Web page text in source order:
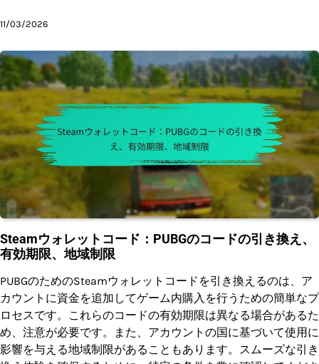
11/03/2026
Steamウォレットコード：PUBGのコードの引き換え、
有効期限、地域制限
PUBGのためのSteamウォレットコードを引き換えるのは、ア
カウントに資金を追加してゲーム内購入を行うための簡単なプ
ロセスです。これらのコードの有効期限は異なる場合があるた
め、注意が必要です。また、アカウントの国に基づいて使用に
影響を与える地域制限があることもあります。スムーズな引き